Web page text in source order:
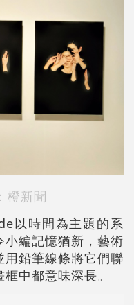
橙新聞
以時間為主題的系
編記憶猶新，藝術
鉛筆線條將它們聯
中都意味深長。